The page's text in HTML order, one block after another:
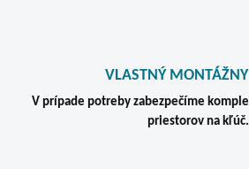
VLASTNÝ
V prípade potreby zabezpečíme
priestorov na kľúč.